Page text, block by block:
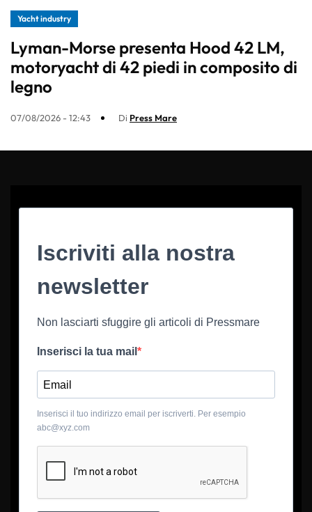
Yacht industry
Lyman-Morse presenta Hood 42 LM,
motoryacht di 42 piedi in composito di
legno
07/08/2026 - 12:43 Di Press Mare
Iscriviti alla nostra
newsletter
Non lasciarti sfuggire gli articoli di Pressmare
Inserisci la tua mail
Inserisci il tuo indirizzo email per iscriverti. Per esempio
abc@xyz.com